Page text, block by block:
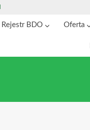
Rejestr BDO Oferta